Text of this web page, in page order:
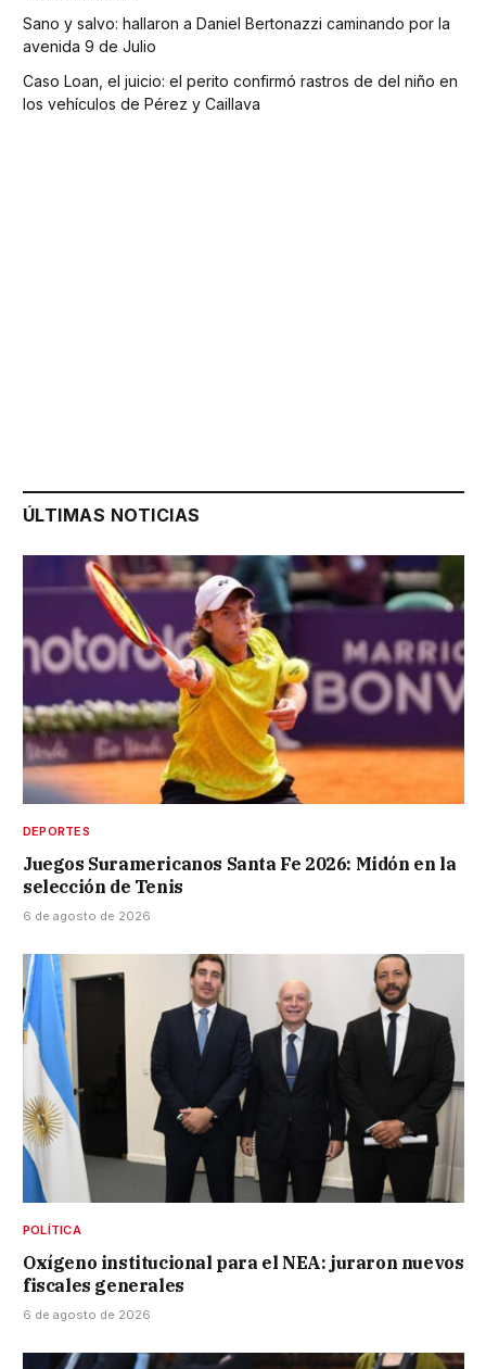
Sano y salvo: hallaron a Daniel Bertonazzi caminando por la
avenida 9 de Julio
Caso Loan, el juicio: el perito confirmó rastros de del niño en
los vehículos de Pérez y Caillava
ÚLTIMAS NOTICIAS
DEPORTES
Juegos Suramericanos Santa Fe 2026: Midón en la
selección de Tenis
6 de agosto de 2026
POLÍTICA
Oxígeno institucional para el NEA: juraron nuevos
fiscales generales
6 de agosto de 2026